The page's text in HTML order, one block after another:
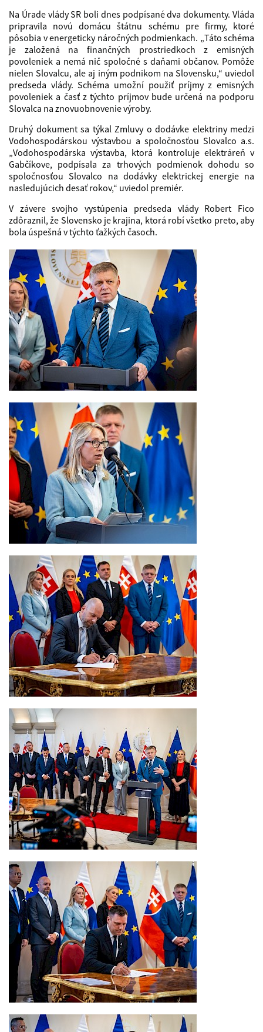
Na Úrade vlády SR boli dnes podpísané dva dokumenty. Vláda
pripravila novú domácu štátnu schému pre firmy, ktoré
pôsobia v energeticky náročných podmienkach. „Táto schéma
je založená na finančných prostriedkoch z emisných
povoleniek a nemá nič spoločné s daňami občanov. Pomôže
nielen Slovalcu, ale aj iným podnikom na Slovensku,“ uviedol
predseda vlády. Schéma umožní použiť príjmy z emisných
povoleniek a časť z týchto príjmov bude určená na podporu
Slovalca na znovuobnovenie výroby.
Druhý dokument sa týkal Zmluvy o dodávke elektriny medzi
Vodohospodárskou výstavbou a spoločnosťou Slovalco a.s.
„Vodohospodárska výstavba, ktorá kontroluje elektráreň v
Gabčíkove, podpísala za trhových podmienok dohodu so
spoločnosťou Slovalco na dodávky elektrickej energie na
nasledujúcich desať rokov,“ uviedol premiér.
V závere svojho vystúpenia predseda vlády Robert Fico
zdôraznil, že Slovensko je krajina, ktorá robí všetko preto, aby
bola úspešná v týchto ťažkých časoch.